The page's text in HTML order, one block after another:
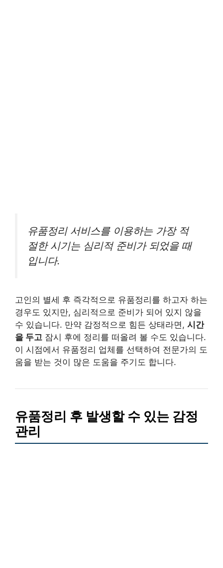
유품정리 서비스를 이용하는 가장 적
절한 시기는 심리적 준비가 되었을 때
입니다.
고인의 별세 후 즉각적으로 유품정리를 하고자 하는
경우도 있지만, 심리적으로 준비가 되어 있지 않을
수 있습니다. 만약 감정적으로 힘든 상태라면, 시간
을 두고 잠시 후에 정리를 떠올려 볼 수도 있습니다.
이 시점에서 유품정리 업체를 선택하여 전문가의 도
움을 받는 것이 많은 도움을 주기도 합니다.
유품정리 후 발생할 수 있는 감정
관리